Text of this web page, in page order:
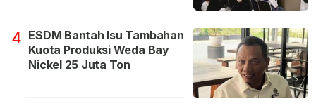
4 ESDM Bantah Isu Tambahan
Kuota Produksi Weda Bay
Nickel 25 Juta Ton